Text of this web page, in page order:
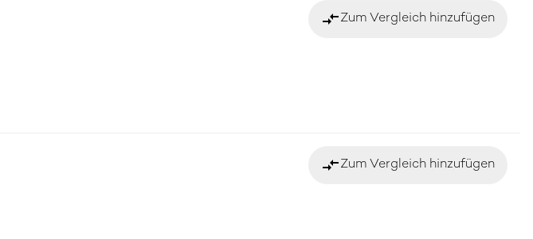
compare_arrowsZum Vergleich hinzufügen
compare_arrowsZum Vergleich hinzufügen